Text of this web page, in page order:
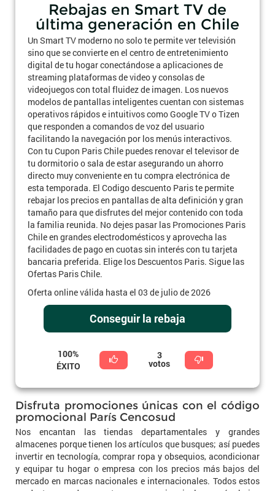
Rebajas en Smart TV de
última generación en Chile
Un Smart TV moderno no solo te permite ver televisión
sino que se convierte en el centro de entretenimiento
digital de tu hogar conectándose a aplicaciones de
streaming plataformas de video y consolas de
videojuegos con total fluidez de imagen. Los nuevos
modelos de pantallas inteligentes cuentan con sistemas
operativos rápidos e intuitivos como Google TV o Tizen
que responden a comandos de voz del usuario
facilitando la navegación por los menús interactivos.
Con tu Cupon Paris Chile puedes renovar el televisor de
tu dormitorio o sala de estar asegurando un ahorro
directo muy conveniente en tu compra electrónica de
esta temporada. El Codigo descuento Paris te permite
rebajar los precios en pantallas de alta definición y gran
tamaño para que disfrutes del mejor contenido con toda
la familia reunida. No dejes pasar las Promociones Paris
Chile en grandes electrodomésticos y aprovecha las
facilidades de pago en cuotas sin interés con tu tarjeta
bancaria preferida. Elige los Descuentos Paris. Sigue las
Ofertas Paris Chile.
Oferta online válida hasta el 03 de julio de 2026
Conseguir la rebaja
100%
ÉXITO
3
votos
Disfruta promociones únicas con el código
promocional París Cencosud
Nos encantan las tiendas departamentales y grandes
almacenes porque tienen los artículos que busques; así puedes
invertir en tecnología, comprar ropa y obsequios, acondicionar
y equipar tu hogar o empresa con los precios más bajos del
mercado en marcas nacionales e internacionales. Todos estos